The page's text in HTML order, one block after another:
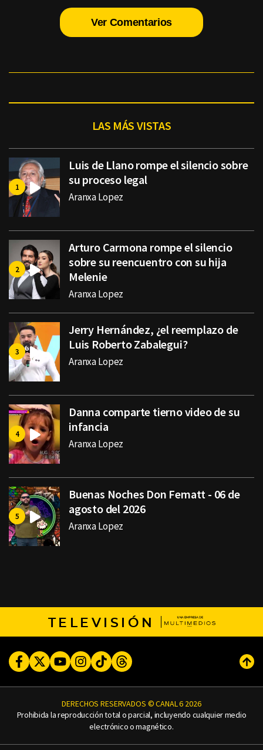
Ver Comentarios
LAS MÁS VISTAS
Luis de Llano rompe el silencio sobre
su proceso legal
Aranxa Lopez
Arturo Carmona rompe el silencio
sobre su reencuentro con su hija
Melenie
Aranxa Lopez
Jerry Hernández, ¿el reemplazo de
Luis Roberto Zabalegui?
Aranxa Lopez
Danna comparte tierno video de su
infancia
Aranxa Lopez
Buenas Noches Don Fematt - 06 de
agosto del 2026
Aranxa Lopez
TELEVISIÓN
FacebookTwitterYoutubeInstagram
TikTokThreads
DERECHOS RESERVADOS © CANAL 6 2026
Prohibida la reproducción total o parcial, incluyendo cualquier medio
electrónico o magnético.